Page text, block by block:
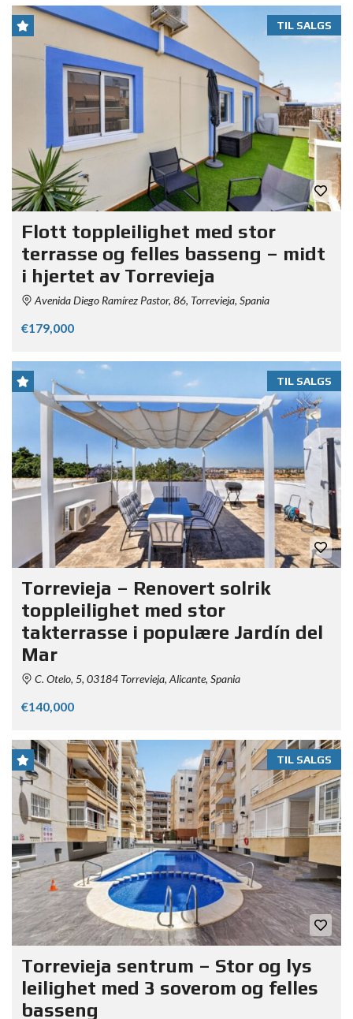
TIL SALGS
Flott toppleilighet med stor
terrasse og felles basseng – midt
i hjertet av Torrevieja
Avenida Diego Ramírez Pastor, 86, Torrevieja, Spania
€179,000
TIL SALGS
Torrevieja – Renovert solrik
toppleilighet med stor
takterrasse i populære Jardín del
Mar
C. Otelo, 5, 03184 Torrevieja, Alicante, Spania
€140,000
TIL SALGS
Torrevieja sentrum – Stor og lys
leilighet med 3 soverom og felles
basseng